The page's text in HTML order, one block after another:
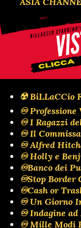
☢️ BiLLaCCio
♾️ Professione
♾️ I Ragazzi
♾️ Il
♾️ Alfred
♾️ Holly e
♾️Banco dei
♾️Stop Border
♾️Cash or
♾️ Un Giorno
♾️ Indagine
♾️ Mille Modi